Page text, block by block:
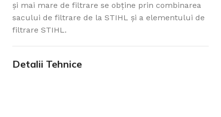
și mai mare de filtrare se obține prin combinarea
sacului de filtrare de la STIHL și a elementului de
filtrare STIHL.
Detalii Tehnice